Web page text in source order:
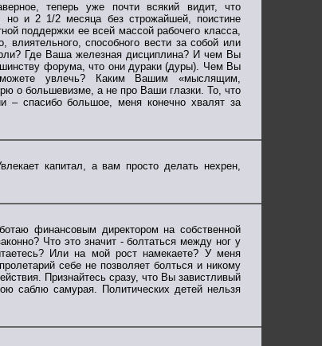
теперь уже почти всякий видит, что
и 2 1/2 месяца без строжайшей, поистине
поддержки ее всей массой рабочего класса,
способного вести за собой или
Где Ваша железная дисциплина? И чем Вы
форума, что они дураки (дуры). Чем Вы
увлечь? Каким Вашим «мыслящим,
о большевизме, а не про Ваши глазки. То, что
– спасибо большое, меня конечно хвалят за
капитал, а вам просто делать нехрен,
финансовым директором на собственной
Что это значит - болтаться между ног у
Или на мой рост намекаете? У меня
себе не позволяет болться и никому
Признайтесь сразу, что Вы завистливый
саблю самурая. Политических детей нельзя